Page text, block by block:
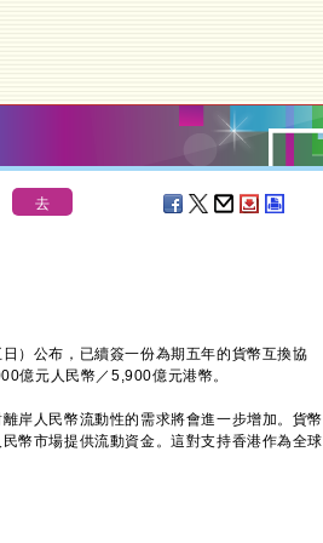
公布，已續簽一份為期五年的貨幣互換協
億元人民幣／5,900億元港幣。
人民幣流動性的需求將會進一步增加。貨幣
幣市場提供流動資金。這對支持香港作為全球